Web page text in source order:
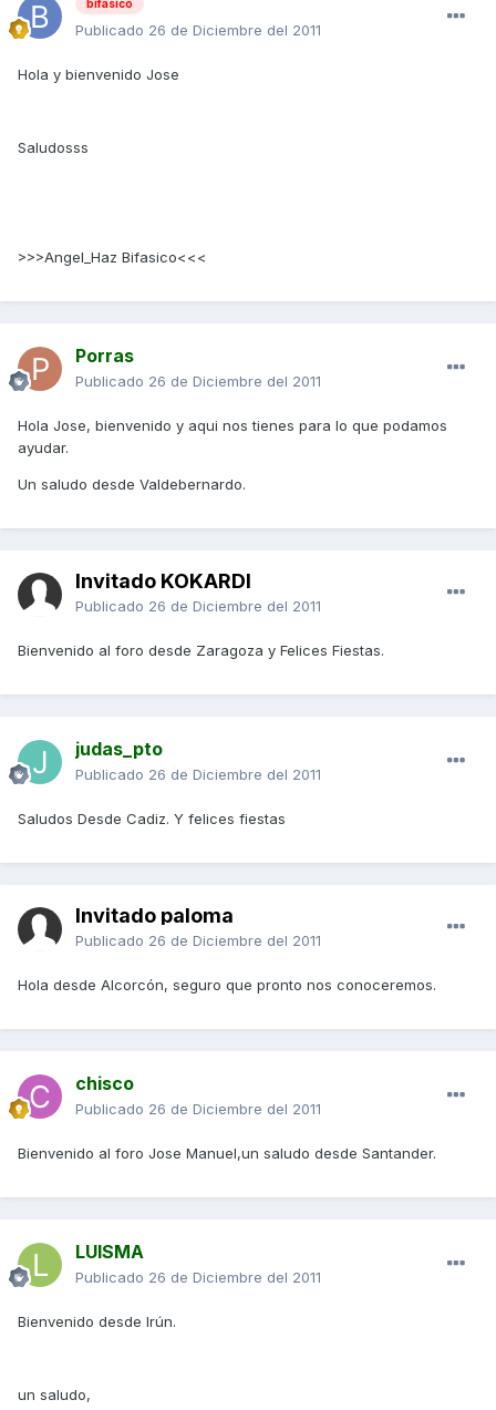
bifasico
Publicado 26 de Diciembre del 2011
Hola y bienvenido Jose
Saludosss
>>>Angel_Haz Bifasico<<<
Porras
Publicado 26 de Diciembre del 2011
Hola Jose, bienvenido y aqui nos tienes para lo que podamos
ayudar.
Un saludo desde Valdebernardo.
Invitado KOKARDI
Publicado 26 de Diciembre del 2011
Bienvenido al foro desde Zaragoza y Felices Fiestas.
judas_pto
Publicado 26 de Diciembre del 2011
Saludos Desde Cadiz. Y felices fiestas
Invitado paloma
Publicado 26 de Diciembre del 2011
Hola desde Alcorcón, seguro que pronto nos conoceremos.
chisco
Publicado 26 de Diciembre del 2011
Bienvenido al foro Jose Manuel,un saludo desde Santander.
LUISMA
Publicado 26 de Diciembre del 2011
Bienvenido desde Irún.
un saludo,